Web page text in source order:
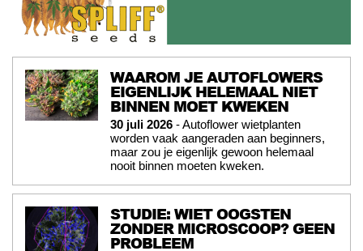
WAAROM JE AUTOFLOWERS
EIGENLIJK HELEMAAL NIET
BINNEN MOET KWEKEN
30 juli 2026 - Autoflower wietplanten
worden vaak aangeraden aan beginners,
maar zou je eigenlijk gewoon helemaal
nooit binnen moeten kweken.
STUDIE: WIET OOGSTEN
ZONDER MICROSCOOP? GEEN
PROBLEEM